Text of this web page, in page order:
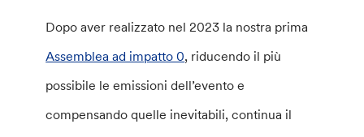
Dopo aver realizzato nel 2023 la nostra prima
Assemblea ad impatto 0, riducendo il più
possibile le emissioni dell’evento e
compensando quelle inevitabili, continua il